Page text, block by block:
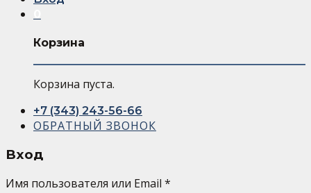
Корзина
Корзина пуста.
+7 (343) 243-56-66
ОБРАТНЫЙ ЗВОНОК
Вход
Имя пользователя или Email *